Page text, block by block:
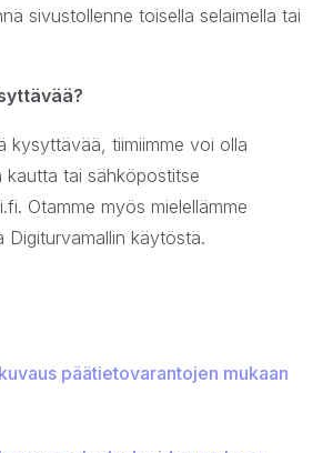
sivustollenne toisella selaimella tai
kysyttävää, tiimiimme voi olla
tai sähköpostitse
Otamme myös mielellämme
Digiturvamallin käytöstä.
päätietovarantojen mukaan